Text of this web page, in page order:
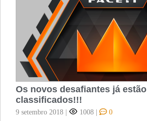
Os novos desafiantes já estão
classificados!!!
9 setembro 2018 | 1008 | 0